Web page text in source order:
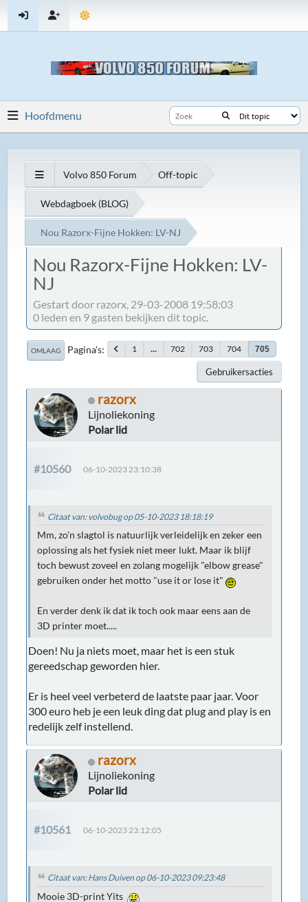
Hoofdmenu
Volvo 850 Forum Off-topic
Webdagboek (BLOG)
Nou Razorx-Fijne Hokken: LV-NJ
Nou Razorx-Fijne Hokken: LV-
NJ
Gestart door razorx, 29-03-2008 19:58:03
0 leden en 9 gasten bekijken dit topic.
OMLAAG Pagina's 1 ... 702 703 704 705
Gebruikersacties
razorx
Lijnoliekoning
Polar lid
#10560 06-10-2023 23:10:38
Citaat van: volvobug op 05-10-2023 18:18:19
Mm, zo'n slagtol is natuurlijk verleidelijk en zeker een
oplossing als het fysiek niet meer lukt. Maar ik blijf
toch bewust zoveel en zolang mogelijk "elbow grease"
gebruiken onder het motto "use it or lose it"
En verder denk ik dat ik toch ook maar eens aan de
3D printer moet.....
Doen! Nu ja niets moet, maar het is een stuk
gereedschap geworden hier.
Er is heel veel verbeterd de laatste paar jaar. Voor
300 euro heb je een leuk ding dat plug and play is en
redelijk zelf instellend.
razorx
Lijnoliekoning
Polar lid
#10561 06-10-2023 23:12:05
Citaat van: Hans Duiven op 06-10-2023 09:23:48
Mooie 3D-print Yits